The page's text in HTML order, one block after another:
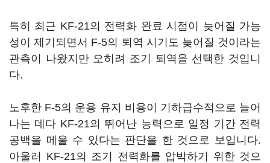
특히 최근 KF-21의 전력화 완료 시점이 늦어질 가능
성이 제기되면서 F-5의 퇴역 시기도 늦어질 것이라는
관측이 나왔지만 오히려 조기 퇴역을 선택한 것입니
다.
노후한 F-5의 운용 유지 비용이 기하급수적으로 늘어
나는 데다 KF-21의 뛰어난 능력으로 일정 기간 전력
공백을 메울 수 있다는 판단을 한 것으로 보입니다.
아울러 KF-21의 조기 전력화를 압박하기 위한 것으